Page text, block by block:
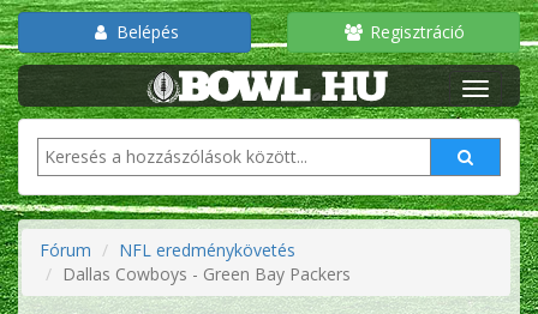
Belépés Regisztráció
Fórum
NFL eredménykövetés
Dallas Cowboys - Green Bay Packers